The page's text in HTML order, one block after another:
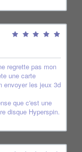
regrette pas mon
une carte
envoyer les jeux 3d
que c'est une
disque Hyperspin.